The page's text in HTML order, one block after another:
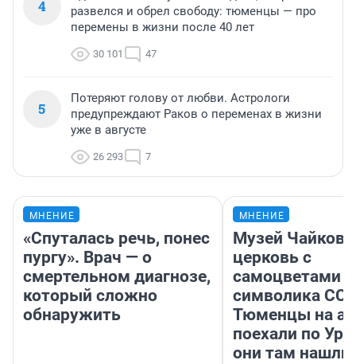
4
развелся и обрел свободу: тюменцы — про
перемены в жизни после 40 лет
30 101 47
5
Потеряют голову от любви. Астрологи
предупреждают Раков о переменах в жизни
уже в августе
26 293 7
МНЕНИЕ
«Спуталась речь, понес
пургу». Врач — о
смертельном диагнозе,
который сложно
обнаружить
МНЕНИЕ
Музей
церковь с
самоцветами
символика
Тюменцы на
поехали по
они там нашли